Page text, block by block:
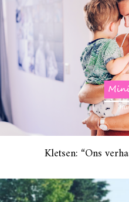
Kletsen: “Ons